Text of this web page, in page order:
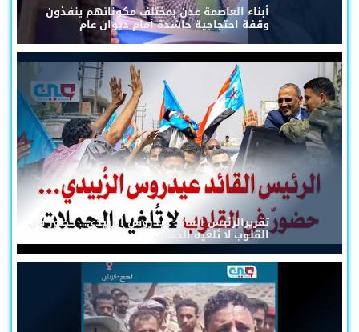
أبناء العاصمة عدن بمختلف مكوناتهم ينفذون
وقفة احتجاجية حاشدة أمام ديوان عام
تقريرالرئيس القائد عيدروس الزُبيدي... حضورٌ في
القلوب لا تُلغيه الحملات